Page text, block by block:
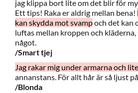
jag klippa bort lite om det blir för
Ett tips! Raka er aldrig mellan bena!
kan skydda mot svampoch det kan
luftas mellan kroppen och
något.
/Smart tjej
Jag rakar mig under armarna och
annanstans. För allt hår är så ljust
/Blonda